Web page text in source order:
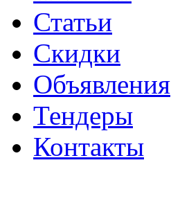
Статьи
Скидки
Объявления
Тендеры
Контакты